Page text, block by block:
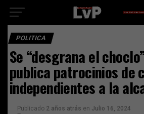
POLITICA
Se “desgrana el
publica patrocinios de
independientes a la
Publicado 2 años atrás en Julio 16, 2024